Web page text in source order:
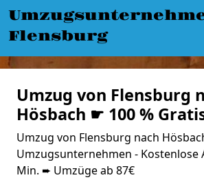
Flensburg
Umzug von Flensburg
Hösbach ☛ 100 %
Umzug von Flensburg nach
Umzugsunternehmen - Kostenlose
Min. ➨ Umzüge ab 87€